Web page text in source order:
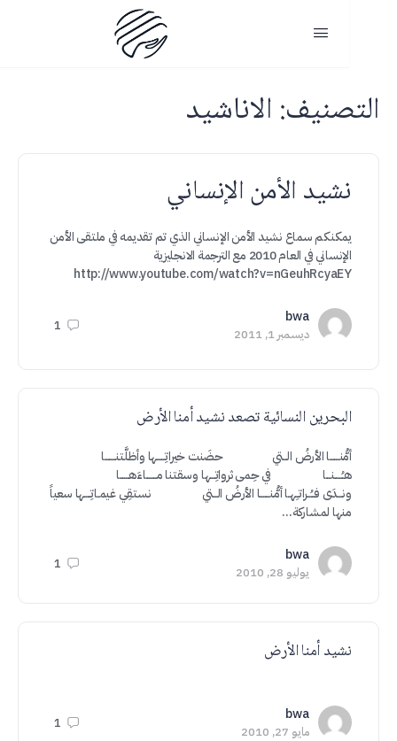
الاناشيد
نشيد الأمن الإنساني
يمكنكم سماع نشيد الأمن الإنساني الذي تم تقديمه في ملتقى الأمن
الإنساني في العام 2010 مع الترجمة الانجليزية
http://www.youtube.com/watch?v=nGeuhRcyaEY
bwa
ديسمبر 1, 2011
1
البحرين النسائية تصعد نشيد أمنا الأرض
أمُّنــــــا الأرضُ الــتي حضَنت خيراتِـــــها وأظلَّتنـــــــا
هـُـــــنـــا في حِمى ثرواتِـــها وسقتنا مـــــــاءَهــــــا
ونـــدَى فــُــراتـِـهـا أمُّنــــــا الأرضُ الــتي نستقِي غيمـاتِــــها سعياً
منها لمشاركة…
bwa
يوليو 28, 2010
1
نشيد أمنا الأرض
bwa
مايو 27, 2010
1